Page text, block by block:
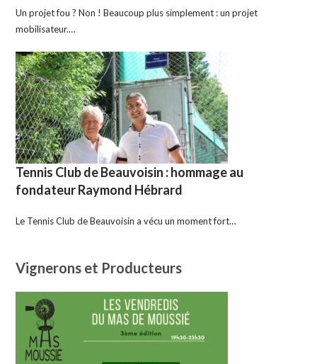
Un projet fou ? Non ! Beaucoup plus simplement : un projet
mobilisateur.…
Tennis Club de Beauvoisin : hommage au
fondateur Raymond Hébrard
Le Tennis Club de Beauvoisin a vécu un moment fort…
Vignerons et Producteurs